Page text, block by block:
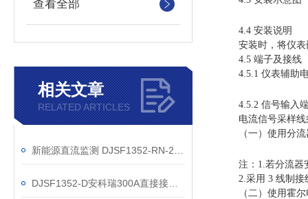
查看全部
相关文章
RELATED ARTICLES
4.4 安装说明
安装时，将仪表嵌
4.5 端子及接线
4.5.1 仪表辅助电
4.5.2 信号输入
电流信号采样线
（一）使用分流
注：1.若分流器安
2.采用 3 线制接线
（二）使用霍尔电